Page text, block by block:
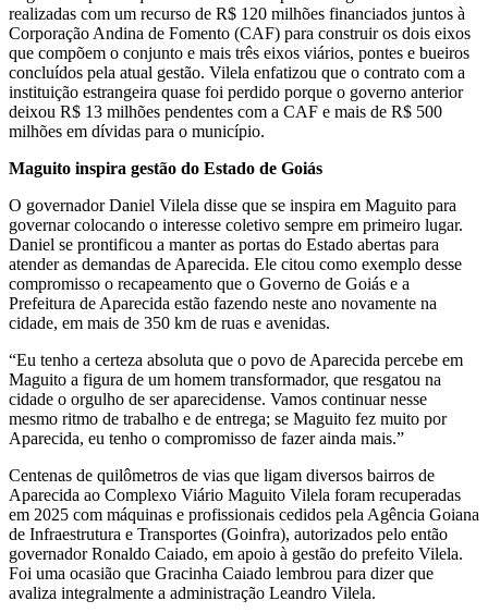
realizadas com um recurso de R$ 120 milhões financiados juntos à
Corporação Andina de Fomento (CAF) para construir os dois eixos
que compõem o conjunto e mais três eixos viários, pontes e bueiros
concluídos pela atual gestão. Vilela enfatizou que o contrato com a
instituição estrangeira quase foi perdido porque o governo anterior
deixou R$ 13 milhões pendentes com a CAF e mais de R$ 500
milhões em dívidas para o município.
Maguito inspira gestão do Estado de Goiás
O governador Daniel Vilela disse que se inspira em Maguito para
governar colocando o interesse coletivo sempre em primeiro lugar.
Daniel se prontificou a manter as portas do Estado abertas para
atender as demandas de Aparecida. Ele citou como exemplo desse
compromisso o recapeamento que o Governo de Goiás e a
Prefeitura de Aparecida estão fazendo neste ano novamente na
cidade, em mais de 350 km de ruas e avenidas.
“Eu tenho a certeza absoluta que o povo de Aparecida percebe em
Maguito a figura de um homem transformador, que resgatou na
cidade o orgulho de ser aparecidense. Vamos continuar nesse
mesmo ritmo de trabalho e de entrega; se Maguito fez muito por
Aparecida, eu tenho o compromisso de fazer ainda mais.”
Centenas de quilômetros de vias que ligam diversos bairros de
Aparecida ao Complexo Viário Maguito Vilela foram recuperadas
em 2025 com máquinas e profissionais cedidos pela Agência Goiana
de Infraestrutura e Transportes (Goinfra), autorizados pelo então
governador Ronaldo Caiado, em apoio à gestão do prefeito Vilela.
Foi uma ocasião que Gracinha Caiado lembrou para dizer que
avaliza integralmente a administração Leandro Vilela.